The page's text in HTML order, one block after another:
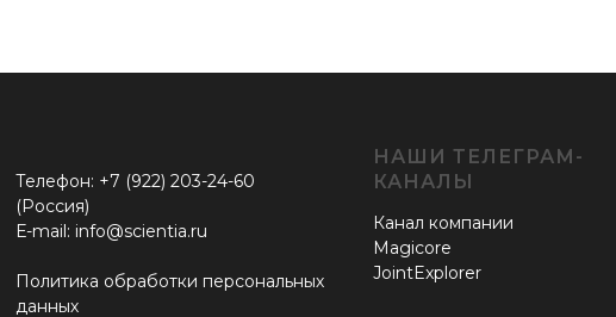
Телефон: +7 (922) 203-24-60
(Россия)
Е-mail: info@scientia.ru
Политика обработки персональных
данных
НАШИ ТЕЛЕГРАМ-
КАНАЛЫ
Канал компании
Magicore
JointExplorer